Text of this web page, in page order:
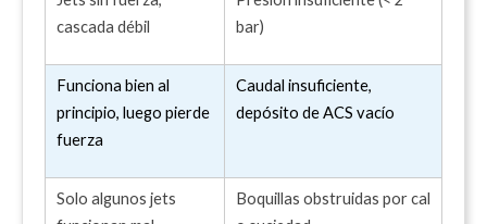
cascada débil
bar)
Funciona bien al
principio, luego pierde
fuerza
Caudal insuficiente,
depósito de ACS vacío
Solo algunos jets
Boquillas obstruidas por cal